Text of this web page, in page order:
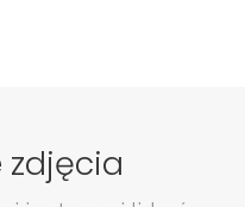
zdjęcia